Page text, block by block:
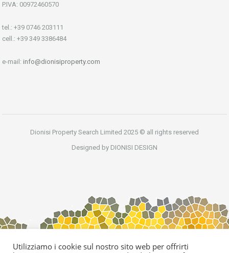
P.IVA: 00972460570
tel.: +39 0746 203111
cell.: +39 349 3386484
e-mail: info@dionisiproperty.com
Dionisi Property Search Limited 2025 © all rights reserved
Designed by DIONISI DESIGN
Utilizziamo i cookie sul nostro sito web per offrirti